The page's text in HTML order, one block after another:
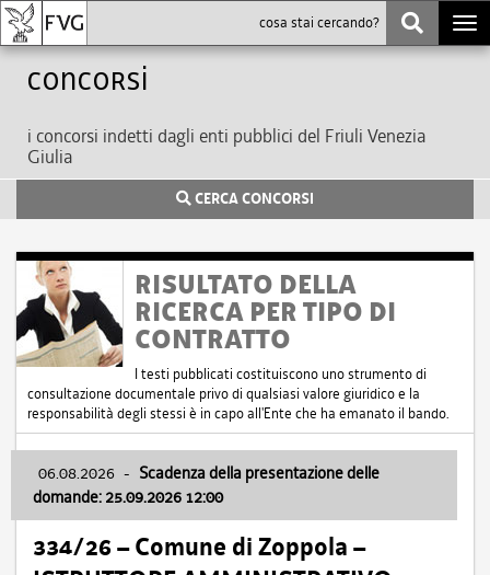
Concorsi
i concorsi indetti dagli enti pubblici del Friuli Venezia
Giulia
CERCA CONCORSI
RISULTATO DELLA
RICERCA PER TIPO DI
CONTRATTO
I testi pubblicati costituiscono uno strumento di
consultazione documentale privo di qualsiasi valore giuridico e la
responsabilità degli stessi è in capo all'Ente che ha emanato il bando.
06.08.2026 - Scadenza della presentazione delle
domande: 25.09.2026 12:00
334/26 – Comune di Zoppola –